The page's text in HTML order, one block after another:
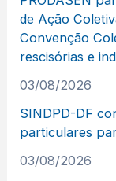
de Ação
Convenção
rescisórias e
03/08/2026
SINDPD-DF
particulares
03/08/2026